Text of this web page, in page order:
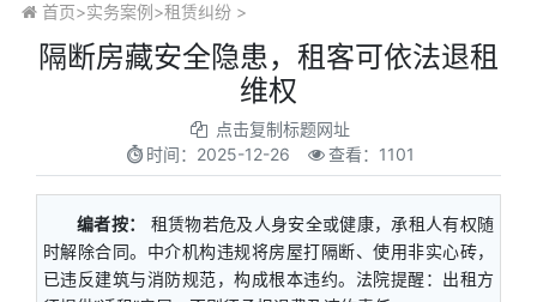
首页>实务案例 >租赁纠纷>
隔断房藏安全隐患，租客可依法退租
维权
点击复制标题网址
时间： 2025-12-26 查看：1101
编者按：
租赁物若危及人身安全或健康，承租人有权随
时解除合同。中介机构违规将房屋打隔断、使用非实心砖，
已违反建筑与消防规范，构成根本违约。法院提醒：出租方